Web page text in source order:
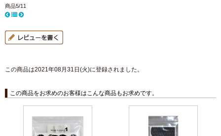
商品5/11
この商品は2021年08月31日(火)に登録されました。
この商品をお求めのお客様はこんな商品もお求めです。